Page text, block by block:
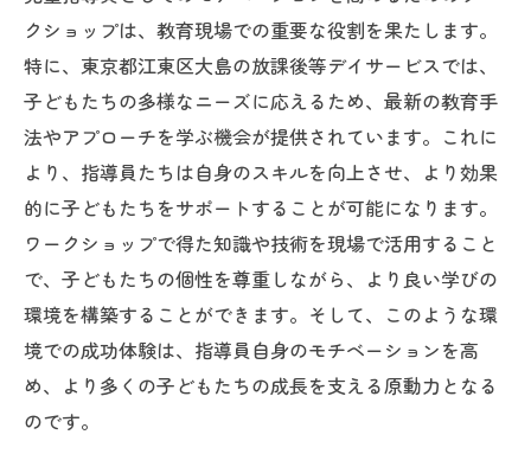
クショップは、教育現場での重要な役割を果たします。
特に、東京都江東区大島の放課後等デイサービスでは、
子どもたちの多様なニーズに応えるため、最新の教育手
法やアプローチを学ぶ機会が提供されています。これに
より、指導員たちは自身のスキルを向上させ、より効果
的に子どもたちをサポートすることが可能になります。
ワークショップで得た知識や技術を現場で活用すること
で、子どもたちの個性を尊重しながら、より良い学びの
環境を構築することができます。そして、このような環
境での成功体験は、指導員自身のモチベーションを高
め、より多くの子どもたちの成長を支える原動力となる
のです。